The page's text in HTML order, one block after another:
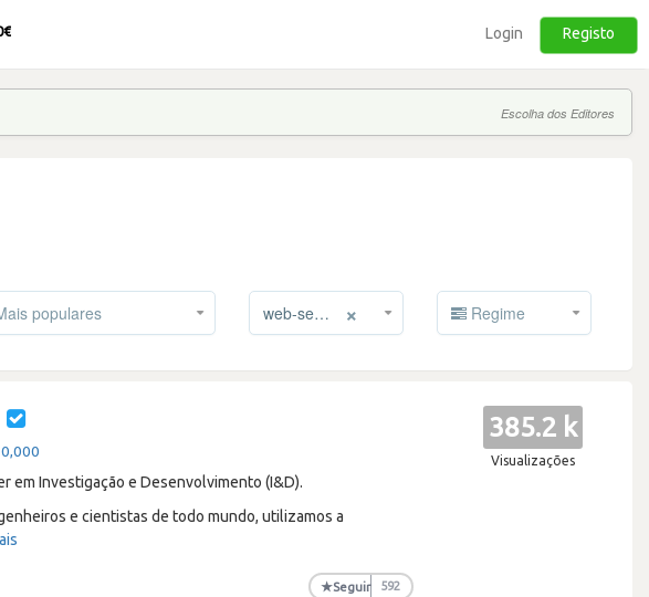
Login Registo
Escolha dos Editores
populares ×
web-services Regime
em Investigação e Desenvolvimento (I&D).
e cientistas de todo mundo, utilizamos a
★Seguir 592
385.2 k
Visualizações